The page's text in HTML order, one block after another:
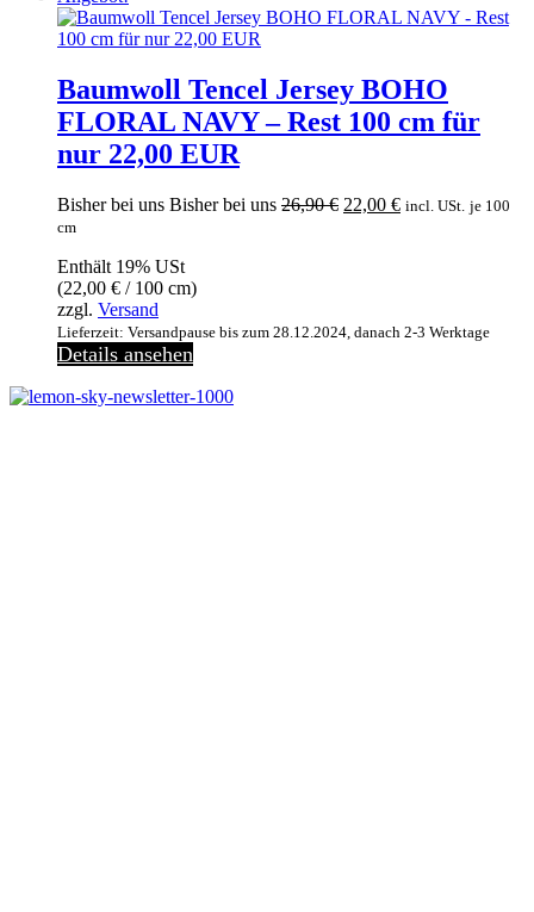
Baumwoll Tencel Jersey BOHO
FLORAL NAVY – Rest 100 cm für
nur 22,00 EUR
Bisher bei uns Bisher bei uns 26,90€ Ursprünglicher
22,00 €Aktueller
incl. USt. je 100
cm
Enthält 19% USt
(22,00 € / 100 cm)
zzgl. Versand
Lieferzeit: Versandpause bis zum 28.12.2024, danach 2-3 Werktage
Details ansehen